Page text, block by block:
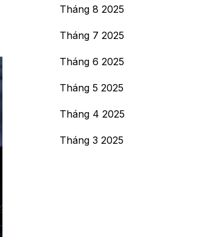
Tháng 8 2025
Tháng 7 2025
Tháng 6 2025
Tháng 5 2025
Tháng 4 2025
Tháng 3 2025